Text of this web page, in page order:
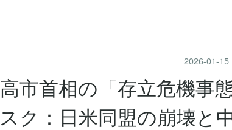
2026-01-15
高市首相の「存立危機事
スク：日米同盟の崩壊と